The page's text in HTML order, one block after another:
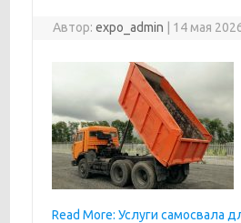
Автор:expo_admin 14 мая
Read More: Услуги самосвала